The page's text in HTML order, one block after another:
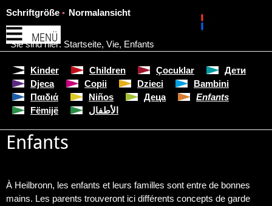
MENÜ
Schriftgröße Normalansicht
Sie sind hier: Startseite, Vie, Enfants
Kinder Children Çocuklar
Дети
Djeca
Copii Dzieci
Bambini
Παιδιά
Niños Деца
Enfants
Fëmijë
الأطفال
Enfants
À Heilbronn, les enfants et leurs familles sont entre de bonnes
mains. Les parents trouveront ici différents concepts de garde